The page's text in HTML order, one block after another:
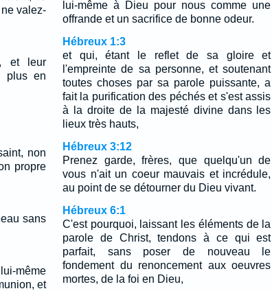
valez-
et leur
plus en
non
propre
sans
même
et
lui-même à Dieu pour nous comme une
offrande et un sacrifice de bonne odeur.
Hébreux 1:3
et qui, étant le reflet de sa gloire et
l'empreinte de sa personne, et soutenant
toutes choses par sa parole puissante, a
fait la purification des péchés et s'est assis
à la droite de la majesté divine dans les
lieux très hauts,
Hébreux 3:12
Prenez garde, frères, que quelqu'un de
vous n'ait un coeur mauvais et incrédule,
au point de se détourner du Dieu vivant.
Hébreux 6:1
C'est pourquoi, laissant les éléments de la
parole de Christ, tendons à ce qui est
parfait, sans poser de nouveau le
fondement du renoncement aux oeuvres
mortes, de la foi en Dieu,